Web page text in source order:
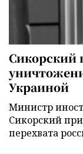
Сикорский
Украиной
Министр
Сикорский
перехвата